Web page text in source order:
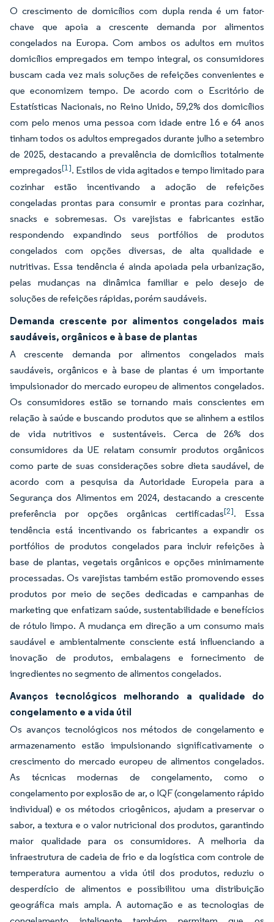
O crescimento de domicílios com dupla renda é um fator-
chave que apoia a crescente demanda por alimentos
congelados na Europa. Com ambos os adultos em muitos
domicílios empregados em tempo integral, os consumidores
buscam cada vez mais soluções de refeições convenientes e
que economizem tempo. De acordo com o Escritório de
Estatísticas Nacionais, no Reino Unido, 59,2% dos domicílios
com pelo menos uma pessoa com idade entre 16 e 64 anos
tinham todos os adultos empregados durante julho a setembro
de 2025, destacando a prevalência de domicílios totalmente
empregados[1]. Estilos de vida agitados e tempo limitado para
cozinhar estão incentivando a adoção de refeições
congeladas prontas para consumir e prontas para cozinhar,
snacks e sobremesas. Os varejistas e fabricantes estão
respondendo expandindo seus portfólios de produtos
congelados com opções diversas, de alta qualidade e
nutritivas. Essa tendência é ainda apoiada pela urbanização,
pelas mudanças na dinâmica familiar e pelo desejo de
soluções de refeições rápidas, porém saudáveis.
Demanda crescente por alimentos congelados mais
saudáveis, orgânicos e à base de plantas
A crescente demanda por alimentos congelados mais
saudáveis, orgânicos e à base de plantas é um importante
impulsionador do mercado europeu de alimentos congelados.
Os consumidores estão se tornando mais conscientes em
relação à saúde e buscando produtos que se alinhem a estilos
de vida nutritivos e sustentáveis. Cerca de 26% dos
consumidores da UE relatam consumir produtos orgânicos
como parte de suas considerações sobre dieta saudável, de
acordo com a pesquisa da Autoridade Europeia para a
Segurança dos Alimentos em 2024, destacando a crescente
preferência por opções orgânicas certificadas[2]. Essa
tendência está incentivando os fabricantes a expandir os
portfólios de produtos congelados para incluir refeições à
base de plantas, vegetais orgânicos e opções minimamente
processadas. Os varejistas também estão promovendo esses
produtos por meio de seções dedicadas e campanhas de
marketing que enfatizam saúde, sustentabilidade e benefícios
de rótulo limpo. A mudança em direção a um consumo mais
saudável e ambientalmente consciente está influenciando a
inovação de produtos, embalagens e fornecimento de
ingredientes no segmento de alimentos congelados.
Avanços tecnológicos melhorando a qualidade do
congelamento e a vida útil
Os avanços tecnológicos nos métodos de congelamento e
armazenamento estão impulsionando significativamente o
crescimento do mercado europeu de alimentos congelados.
As técnicas modernas de congelamento, como o
congelamento por explosão de ar, o IQF (congelamento rápido
individual) e os métodos criogênicos, ajudam a preservar o
sabor, a textura e o valor nutricional dos produtos, garantindo
maior qualidade para os consumidores. A melhoria da
infraestrutura de cadeia de frio e da logística com controle de
temperatura aumentou a vida útil dos produtos, reduziu o
desperdício de alimentos e possibilitou uma distribuição
geográfica mais ampla. A automação e as tecnologias de